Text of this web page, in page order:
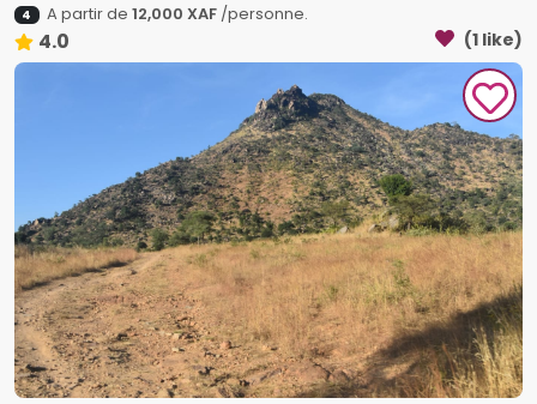
4 A partir de 12,000 XAF/personne.
4.0 (1 like)